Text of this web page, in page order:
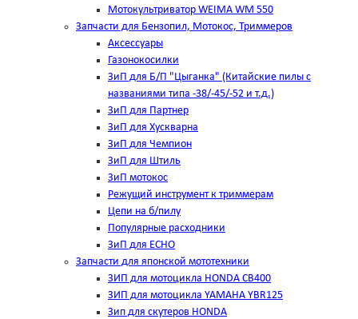
Мотокультриватор WEIMA WM 550
Запчасти для Бензопил, Мотокос, Триммеров
Аксессуары
Газонокосилки
ЗиП для Б/П "Цыганка" (Китайские пилы с
названиями типа -38/-45/-52 и т.д.)
ЗиП для Партнер
ЗиП для Хускварна
ЗиП для Чемпион
ЗиП для Штиль
ЗиП мотокос
Режущий инструмент к триммерам
Цепи на б/пилу
Популярные расходники
ЗиП для ЕСНО
Запчасти для японской мототехники
ЗИП для мотоцикла HONDA CB400
ЗИП для мотоцикла YAMAHA YBR125
Зип для скутеров HONDA